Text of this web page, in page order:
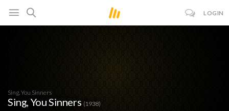
LOGIN
Sing, You Sinners
Sing, You Sinners (1938)